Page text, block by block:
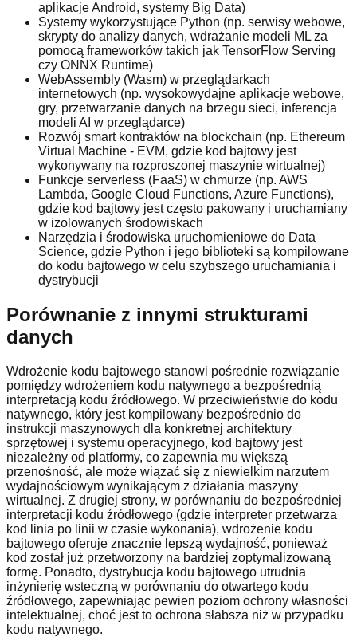
aplikacje Android, systemy Big Data)
Systemy wykorzystujące Python (np. serwisy webowe,
skrypty do analizy danych, wdrażanie modeli ML za
pomocą frameworków takich jak TensorFlow Serving
czy ONNX Runtime)
WebAssembly (Wasm) w przeglądarkach
internetowych (np. wysokowydajne aplikacje webowe,
gry, przetwarzanie danych na brzegu sieci, inferencja
modeli AI w przeglądarce)
Rozwój smart kontraktów na blockchain (np. Ethereum
Virtual Machine - EVM, gdzie kod bajtowy jest
wykonywany na rozproszonej maszynie wirtualnej)
Funkcje serverless (FaaS) w chmurze (np. AWS
Lambda, Google Cloud Functions, Azure Functions),
gdzie kod bajtowy jest często pakowany i uruchamiany
w izolowanych środowiskach
Narzędzia i środowiska uruchomieniowe do Data
Science, gdzie Python i jego biblioteki są kompilowane
do kodu bajtowego w celu szybszego uruchamiania i
dystrybucji
Porównanie z innymi strukturami
danych
Wdrożenie kodu bajtowego stanowi pośrednie rozwiązanie
pomiędzy wdrożeniem kodu natywnego a bezpośrednią
interpretacją kodu źródłowego. W przeciwieństwie do kodu
natywnego, który jest kompilowany bezpośrednio do
instrukcji maszynowych dla konkretnej architektury
sprzętowej i systemu operacyjnego, kod bajtowy jest
niezależny od platformy, co zapewnia mu większą
przenośność, ale może wiązać się z niewielkim narzutem
wydajnościowym wynikającym z działania maszyny
wirtualnej. Z drugiej strony, w porównaniu do bezpośredniej
interpretacji kodu źródłowego (gdzie interpreter przetwarza
kod linia po linii w czasie wykonania), wdrożenie kodu
bajtowego oferuje znacznie lepszą wydajność, ponieważ
kod został już przetworzony na bardziej zoptymalizowaną
formę. Ponadto, dystrybucja kodu bajtowego utrudnia
inżynierię wsteczną w porównaniu do otwartego kodu
źródłowego, zapewniając pewien poziom ochrony własności
intelektualnej, choć jest to ochrona słabsza niż w przypadku
kodu natywnego.